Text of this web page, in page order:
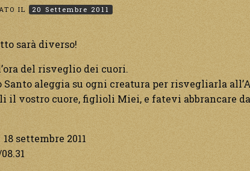
IL 20 Settembre 2011
sarà diverso!
del risveglio dei cuori.
Santo aleggia su ogni creatura per risvegliarla
il vostro cuore, figlioli Miei, e fatevi abbrancare
settembre 2011